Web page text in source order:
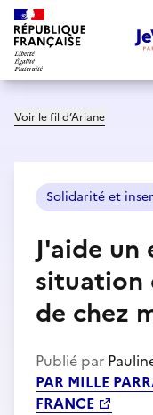
Voir le fil d’Ariane
Solidarité et
J'aide un
situation
de chez
Publié par
PAR MILLE
FRANCE